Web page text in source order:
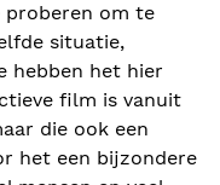
om te
situatie,
hebben het hier
film is vanuit
die ook een
het een bijzondere